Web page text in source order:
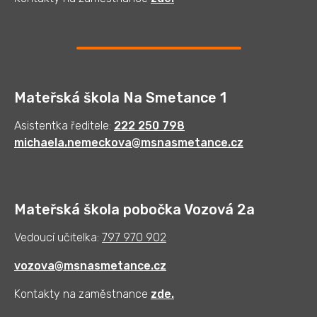
Mateřská škola Na Smetance 1
Asistentka ředitele: 222 250 798
michaela.nemeckova@msnasmetance.cz
Mateřská škola pobočka Vozová 2a
Vedoucí učitelka: 797 970 902
vozova@msnasmetance.cz
Kontakty na zaměstnance zde.